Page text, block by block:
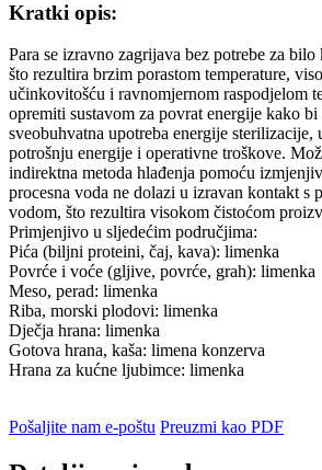
Kratki opis:
Para se izravno zagrijava bez potrebe za
što rezultira brzim porastom temperature,
učinkovitošću i ravnomjernom raspodjelom
opremiti sustavom za povrat energije kako bi
sveobuhvatna upotreba energije
potrošnju energije i operativne troškove.
indirektna metoda hlađenja pomoću
procesna voda ne dolazi u izravan kontakt s
vodom, što rezultira visokom čistoćom
Primjenjivo u sljedećim područjima:
Pića (biljni proteini, čaj, kava): limenka
Povrće i voće (gljive, povrće, grah): limenka
Meso, perad: limenka
Riba, morski plodovi: limenka
Dječja hrana: limenka
Gotova hrana, kaša: limena konzerva
Hrana za kućne ljubimce: limenka
Pošaljite nam e-poštu Preuzmi kao PDF